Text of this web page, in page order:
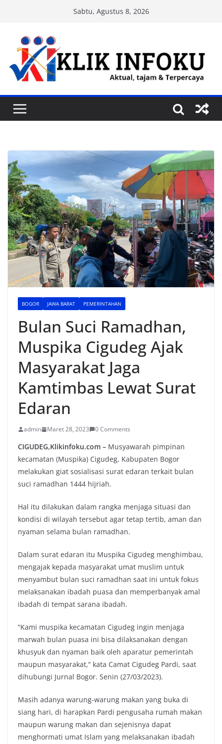
content
Sabtu, Agustus 8, 2026
BOGOR JAWA BARAT PEMERINTAHAN
Bulan Suci Ramadhan,
Muspika Cigudeg Ajak
Masyarakat Jaga
Kamtimbas Lewat Surat
Edaran
admin Maret 28, 2023 0 Comments
CIGUDEG,Klikinfoku.com – Musyawarah pimpinan
kecamatan (Muspika) Cigudeg, Kabupaten Bogor
melakukan giat sosialisasi surat edaran terkait bulan
suci ramadhan 1444 hijriah.
Hal itu dilakukan dalam rangka menjaga situasi dan
kondisi di wilayah tersebut agar tetap tertib, aman dan
nyaman selama bulan ramadhan.
Dalam surat edaran itu Muspika Cigudeg menghimbau,
mengajak kepada masyarakat umat muslim untuk
menyambut bulan suci ramadhan saat ini untuk fokus
melaksanakan ibadah puasa dan memperbanyak amal
ibadah di tempat sarana ibadah.
“Kami muspika kecamatan Cigudeg ingin menjaga
marwah bulan puasa ini bisa dilaksanakan dengan
khusyuk dan nyaman baik oleh aparatur pemerintah
maupun masyarakat,“ kata Camat Cigudeg Pardi, saat
dihubungi Jurnal Bogor. Senin (27/03/2023).
Masih adanya warung-warung makan yang buka di
siang hari, di harapkan Pardi pengusaha rumah makan
maupun warung makan dan sejenisnya dapat
menghormati umat Islam yang melaksanakan ibadah